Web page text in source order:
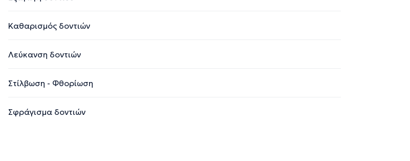
Καθαρισμός δοντιών
Λεύκανση δοντιών
Στίλβωση - Φθορίωση
Σφράγισμα δοντιών